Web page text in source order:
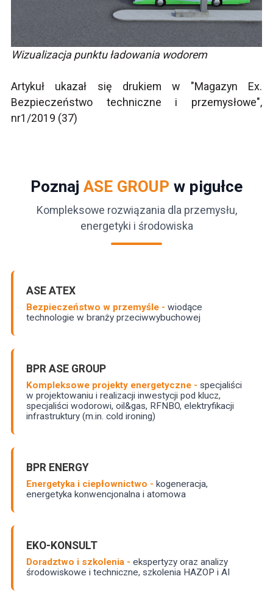
Wizualizacja punktu ładowania wodorem
Artykuł ukazał się drukiem w "Magazyn Ex.
Bezpieczeństwo techniczne i przemysłowe",
nr1/2019 (37)
Poznaj ASE GROUP w pigułce
Kompleksowe rozwiązania dla przemysłu,
energetyki i środowiska
ASE ATEX
Bezpieczeństwo w przemyśle - wiodące
technologie w branży przeciwwybuchowej
BPR ASE GROUP
Kompleksowe projekty energetyczne - specjaliści
w projektowaniu i realizacji inwestycji pod klucz,
specjaliści wodorowi, oil&gas, RFNBO, elektryfikacji
infrastruktury (m.in. cold ironing)
BPR ENERGY
Energetyka i ciepłownictwo - kogeneracja,
energetyka konwencjonalna i atomowa
EKO-KONSULT
Doradztwo i szkolenia - ekspertyzy oraz analizy
środowiskowe i techniczne, szkolenia HAZOP i AI